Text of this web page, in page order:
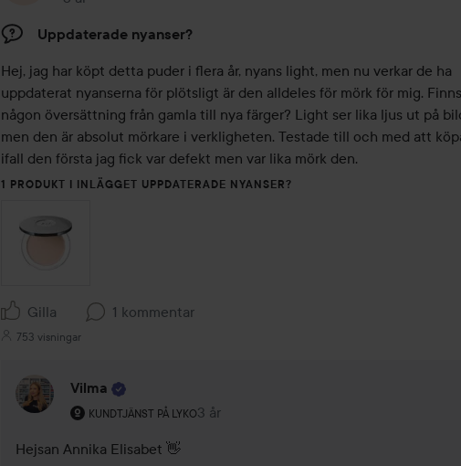
Uppdaterade nyanser?
Hej, jag har köpt detta puder i flera år, nyans light, men nu verkar de ha
uppdaterat nyanserna för plötsligt är den alldeles för mörk för mig.
någon översättning från gamla till nya färger? Light ser lika ljus ut på
men den är absolut mörkare i verkligheten. Testade till och med att
ifall den första jag fick var defekt men var lika mörk den.
1 PRODUKT I INLÄGGET UPPDATERADE NYANSER?
Gilla 1 kommentar
753 visningar
Vilma
KUNDTJÄNST PÅ LYKO
Användarens roll: Kundtjänst på Lyko.
3 år
Kommentaren lades 3 år
Hejsan Annika Elisabet 👋